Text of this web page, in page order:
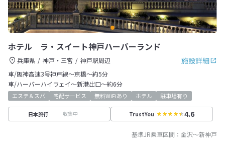
ホテル ラ・スイート神戸ハーバーランド
施設詳細
兵庫県 神戸・三宮
神戸駅周辺
車/阪神高速3号神戸線～京橋～約5分
車/ハーバーハイウェイ～新港出口～約6分
エステ＆スパ 宅配サービス 無料WiFiあり ホテル 駐車場有り
日本旅行 収集中 TrustYou 4.6
基準JR乗車区間： 金沢～新神戸